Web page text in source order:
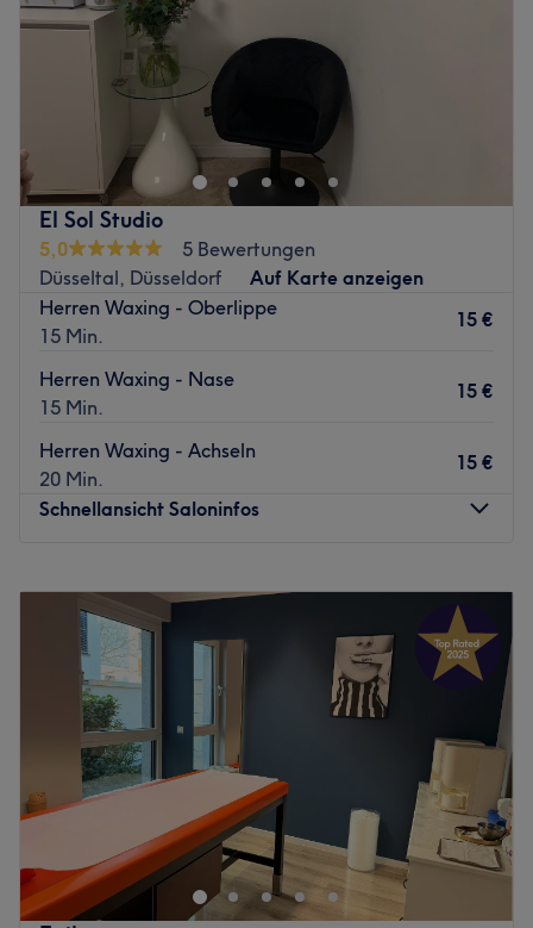
El Sol Studio
5,0
5 Bewertungen
Düsseltal, Düsseldorf
Auf Karte anzeigen
Herren Waxing - Oberlippe
15 Min.
15 €
Herren Waxing - Nase
15 Min.
15 €
Herren Waxing - Achseln
20 Min.
15 €
Schnellansicht Saloninfos
Dienstag
19:00
Mittwoch
09:00
19:00
Donnerstag
09:00
19:00
Freitag
09:00
Samstag
09:00
Sonntag
Geschlossen
Willkommen bei El Sol Studio in Düsseldorf. In diesem
Massagestudio erwarten dich erstklassige Behandlungen
zum wohlfühlen und entspannen. Ob bei einer
Gesichtsbehandlung oder einer wohltuenden Massage,
du kannst während deiner Behandlung den Alltag hinter